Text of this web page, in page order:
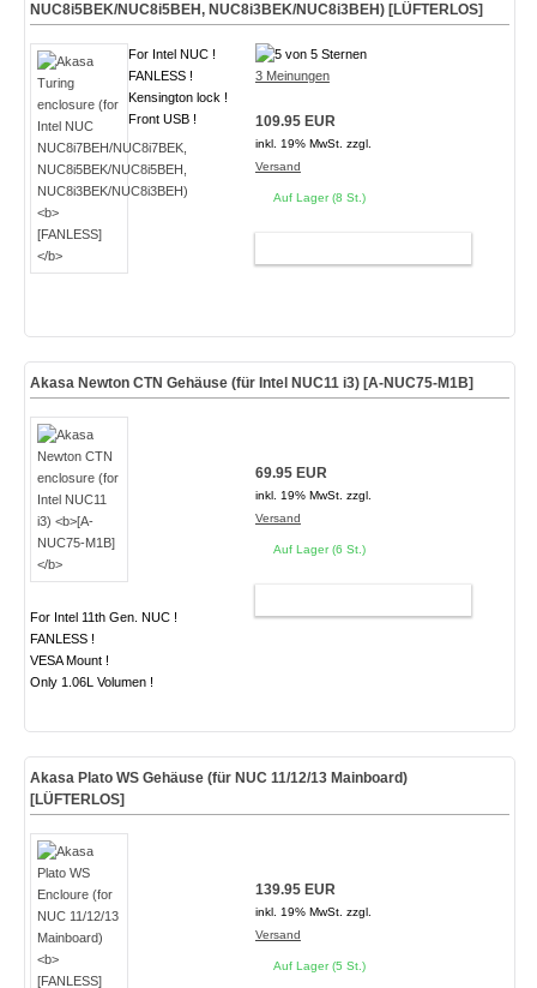
NUC8i5BEK/NUC8i5BEH, NUC8i3BEK/NUC8i3BEH) [LÜFTERLOS]
For Intel NUC !
FANLESS !
Kensington lock !
Front USB !
3 Meinungen
109.95 EUR
inkl. 19% MwSt. zzgl.
Versand
Auf Lager (8 St.)
Akasa Newton CTN Gehäuse (für Intel NUC11 i3) [A-NUC75-M1B]
For Intel 11th Gen. NUC !
FANLESS !
VESA Mount !
Only 1.06L Volumen !
69.95 EUR
inkl. 19% MwSt. zzgl.
Versand
Auf Lager (6 St.)
Akasa Plato WS Gehäuse (für NUC 11/12/13 Mainboard)
[LÜFTERLOS]
139.95 EUR
inkl. 19% MwSt. zzgl.
Versand
Auf Lager (5 St.)